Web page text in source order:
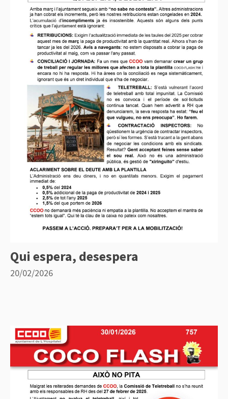
Qui espera, desespera
20/02/2026